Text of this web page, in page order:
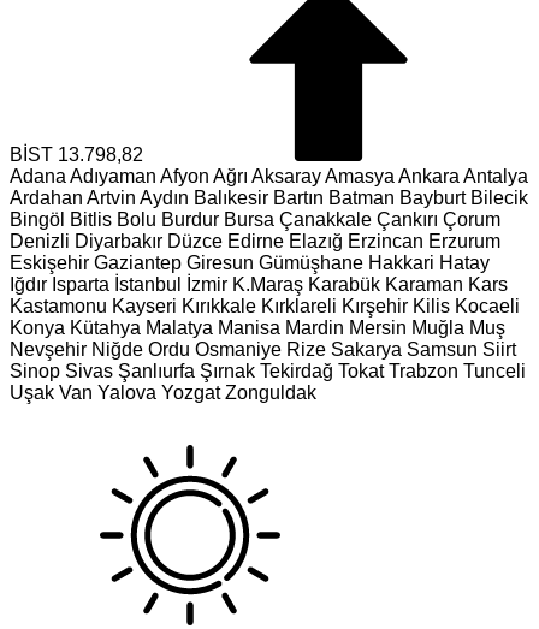
BİST 13.798,82
Adana Adıyaman Afyon Ağrı AksarayAmasya Ankara Antalya
Ardahan Artvin Aydın Balıkesir Bartın Batman Bayburt Bilecik
Bingöl Bitlis Bolu Burdur Bursa Çanakkale Çankırı Çorum
Denizli Diyarbakır Düzce Edirne Elazığ Erzincan Erzurum
Eskişehir Gaziantep Giresun Gümüşhane Hakkari Hatay
Iğdır Isparta İstanbul İzmir K.Maraş Karabük Karaman Kars
Kastamonu Kayseri Kırıkkale Kırklareli Kırşehir Kilis Kocaeli
Konya Kütahya Malatya Manisa Mardin Mersin Muğla Muş
Nevşehir Niğde Ordu Osmaniye Rize Sakarya Samsun Siirt
Sinop Sivas Şanlıurfa Şırnak Tekirdağ Tokat Trabzon Tunceli
Uşak Van Yalova Yozgat Zonguldak